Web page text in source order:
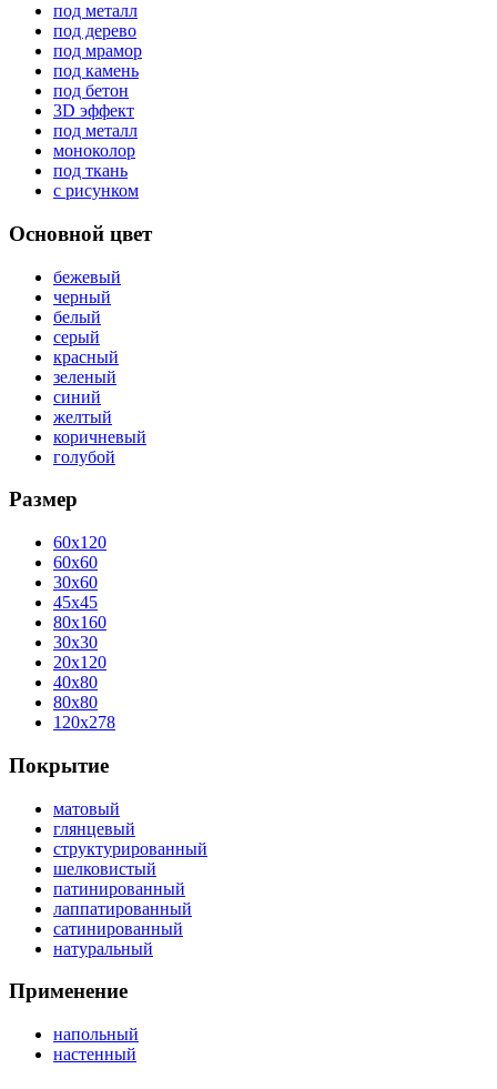
под металл
под дерево
под мрамор
под камень
под бетон
3D эффект
под металл
моноколор
под ткань
с рисунком
Основной цвет
бежевый
черный
белый
серый
красный
зеленый
синий
желтый
коричневый
голубой
Размер
60x120
60x60
30x60
45x45
80x160
30x30
20x120
40x80
80x80
120x278
Покрытие
матовый
глянцевый
структурированный
шелковистый
патинированный
лаппатированный
сатинированный
натуральный
Применение
напольный
настенный